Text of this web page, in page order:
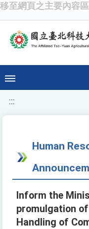
移至網頁之主要內容
:::
Human
Inform the
promulgation
Handling of